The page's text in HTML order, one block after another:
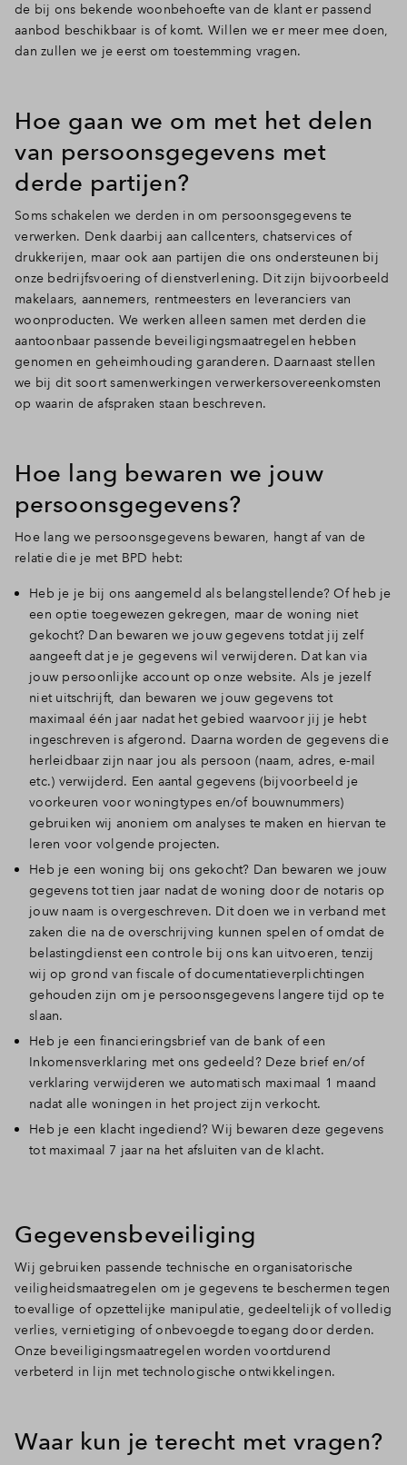
de bij ons bekende woonbehoefte van de klant er passend
aanbod beschikbaar is of komt. Willen we er meer mee doen,
dan zullen we je eerst om toestemming vragen.
Hoe gaan we om met het delen
van persoonsgegevens met
derde partijen?
Soms schakelen we derden in om persoonsgegevens te
verwerken. Denk daarbij aan callcenters, chatservices of
drukkerijen, maar ook aan partijen die ons ondersteunen bij
onze bedrijfsvoering of dienstverlening. Dit zijn bijvoorbeeld
makelaars, aannemers, rentmeesters en leveranciers van
woonproducten. We werken alleen samen met derden die
aantoonbaar passende beveiligingsmaatregelen hebben
genomen en geheimhouding garanderen. Daarnaast stellen
we bij dit soort samenwerkingen verwerkersovereenkomsten
op waarin de afspraken staan beschreven.
Hoe lang bewaren we jouw
persoonsgegevens?
Hoe lang we persoonsgegevens bewaren, hangt af van de
relatie die je met BPD hebt:
Heb je je bij ons aangemeld als belangstellende? Of heb je
een optie toegewezen gekregen, maar de woning niet
gekocht? Dan bewaren we jouw gegevens totdat jij zelf
aangeeft dat je je gegevens wil verwijderen. Dat kan via
jouw persoonlijke account op onze website. Als je jezelf
niet uitschrijft, dan bewaren we jouw gegevens tot
maximaal één jaar nadat het gebied waarvoor jij je hebt
ingeschreven is afgerond. Daarna worden de gegevens die
herleidbaar zijn naar jou als persoon (naam, adres, e-mail
etc.) verwijderd. Een aantal gegevens (bijvoorbeeld je
voorkeuren voor woningtypes en/of bouwnummers)
gebruiken wij anoniem om analyses te maken en hiervan te
leren voor volgende projecten.
Heb je een woning bij ons gekocht? Dan bewaren we jouw
gegevens tot tien jaar nadat de woning door de notaris op
jouw naam is overgeschreven. Dit doen we in verband met
zaken die na de overschrijving kunnen spelen of omdat de
belastingdienst een controle bij ons kan uitvoeren, tenzij
wij op grond van fiscale of documentatieverplichtingen
gehouden zijn om je persoonsgegevens langere tijd op te
slaan.
Heb je een financieringsbrief van de bank of een
Inkomensverklaring met ons gedeeld? Deze brief en/of
verklaring verwijderen we automatisch maximaal 1 maand
nadat alle woningen in het project zijn verkocht.
Heb je een klacht ingediend? Wij bewaren deze gegevens
tot maximaal 7 jaar na het afsluiten van de klacht.
Gegevensbeveiliging
Wij gebruiken passende technische en organisatorische
veiligheidsmaatregelen om je gegevens te beschermen tegen
toevallige of opzettelijke manipulatie, gedeeltelijk of volledig
verlies, vernietiging of onbevoegde toegang door derden.
Onze beveiligingsmaatregelen worden voortdurend
verbeterd in lijn met technologische ontwikkelingen.
Waar kun je terecht met vragen?